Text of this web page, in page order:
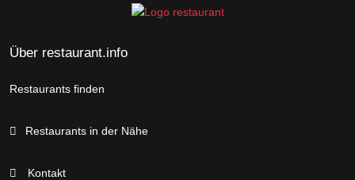
Über restaurant.info
Restaurants finden
Restaurants in der Nähe
Kontakt